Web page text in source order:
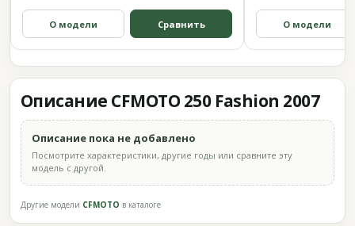
О модели Сравнить О модели
Описание CFMOTO 250 Fashion 2007
Описание пока не добавлено
Посмотрите характеристики, другие годы или сравните эту
модель с другой.
Другие модели CFMOTO в каталоге